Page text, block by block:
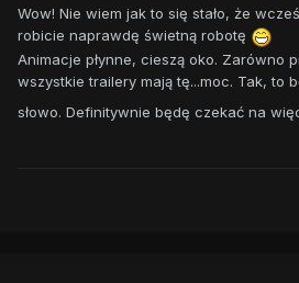
Wow! Nie wiem jak to się stało, że
robicie naprawdę świetną robotę
Animacje płynne, cieszą oko. Zarówno
wszystkie trailery mają tę...moc. Tak, to
słowo. Definitywnie będę czekać na